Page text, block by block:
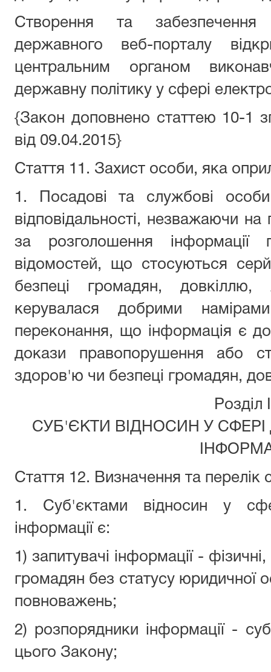
Створення та забезпечення
державного веб-порталу
центральним органом
державну політику у сфері
{Закон доповнено статтею 10-1
від 09.04.2015}
Стаття 11. Захист особи, яка
1. Посадові та службові
відповідальності, незважаючи
за розголошення
відомостей, що стосуються
безпеці громадян,
керувалася добрими
переконання, що інформація є
докази правопорушення або
здоров'ю чи безпеці громадян,
Розділ
СУБ'ЄКТИ ВІДНОСИН У
Стаття 12. Визначення та перелік
1. Суб'єктами відносин у
інформації є:
1) запитувачі інформації -
громадян без статусу юридичної
повноважень;
2) розпорядники інформації -
цього Закону;